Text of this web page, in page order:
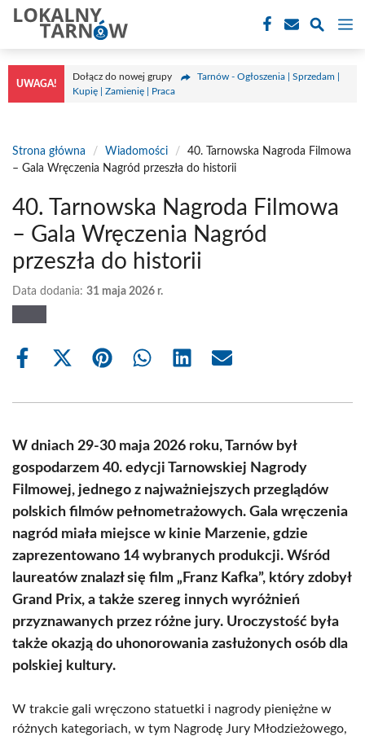
Przejdź
treści
UWAGA!
Dołącz do nowej grupy
Tarnów - Ogłoszenia | Sprzedam |
Kupię | Zamienię | Praca
Strona główna / Wiadomości /
40. Tarnowska Nagroda Filmowa
– Gala Wręczenia Nagród przeszła do historii
40. Tarnowska Nagroda Filmowa
– Gala Wręczenia Nagród
przeszła do historii
Data dodania: 31 maja 2026 r.
Share
Share
(Twitter)
Share Share Share Share
W dniach 29-30 maja 2026 roku, Tarnów był
gospodarzem 40. edycji Tarnowskiej Nagrody
Filmowej, jednego z najważniejszych przeglądów
polskich filmów pełnometrażowych. Gala wręczenia
nagród miała miejsce w kinie Marzenie, gdzie
zaprezentowano 14 wybranych produkcji. Wśród
laureatów znalazł się film „Franz Kafka”, który zdobył
Grand Prix, a także szereg innych wyróżnień
przyznawanych przez różne jury. Uroczystość była
także okazją do uhonorowania zasłużonych osób dla
polskiej kultury.
W trakcie gali wręczono statuetki i nagrody pieniężne w
różnych kategoriach, w tym Nagrodę Jury Młodzieżowego,